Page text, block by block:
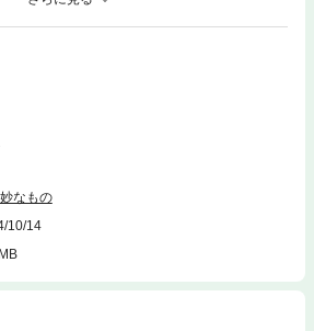
…！？蔵王大志のボーイズ・ラブ・ポップ、つ
なもの
10/14